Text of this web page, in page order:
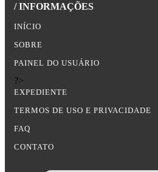
/ INFORMAÇÕES
INÍCIO
SOBRE
PAINEL DO USUÁRIO
?>
EXPEDIENTE
TERMOS DE USO E PRIVACIDADE
FAQ
CONTATO